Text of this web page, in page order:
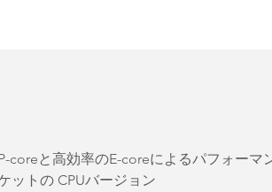
coreと高効率のE-coreによるパフォーマ
ットの CPUバージョン